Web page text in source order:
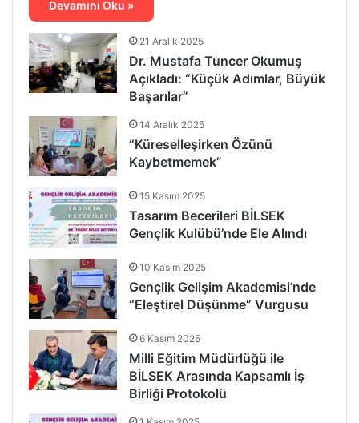
Devamını Oku »
21 Aralık 2025
Dr. Mustafa Tuncer Okumuş
Açıkladı: “Küçük Adımlar, Büyük
Başarılar”
14 Aralık 2025
“Küreselleşirken Özünü
Kaybetmemek”
15 Kasım 2025
Tasarım Becerileri BİLSEK
Gençlik Kulübü’nde Ele Alındı
10 Kasım 2025
Gençlik Gelişim Akademisi’nde
“Eleştirel Düşünme” Vurgusu
6 Kasım 2025
Milli Eğitim Müdürlüğü ile
BİLSEK Arasında Kapsamlı İş
Birliği Protokolü